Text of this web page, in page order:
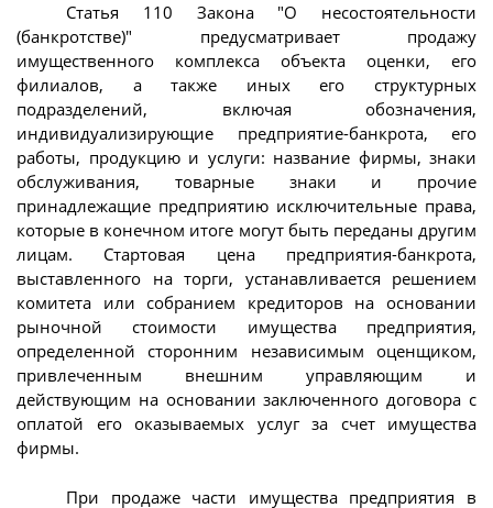
Статья 110 Закона "О несостоятельности
(банкротстве)" предусматривает продажу
имущественного комплекса объекта оценки, его
филиалов, а также иных его структурных
подразделений, включая обозначения,
индивидуализирующие предприятие-банкрота, его
работы, продукцию и услуги: название фирмы, знаки
обслуживания, товарные знаки и прочие
принадлежащие предприятию исключительные права,
которые в конечном итоге могут быть переданы другим
лицам. Стартовая цена предприятия-банкрота,
выставленного на торги, устанавливается решением
комитета или собранием кредиторов на основании
рыночной стоимости имущества предприятия,
определенной сторонним независимым оценщиком,
привлеченным внешним управляющим и
действующим на основании заключенного договора с
оплатой его оказываемых услуг за счет имущества
фирмы.
При продаже части имущества предприятия в